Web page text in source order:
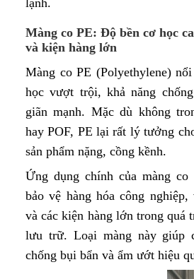
lạnh.
Màng co PE: Độ bền cơ học
và kiện hàng lớn
Màng co PE (Polyethylene)
học vượt trội, khả năng
giãn mạnh. Mặc dù không
hay POF, PE lại rất lý tưởng
sản phẩm nặng, cồng kềnh.
Ứng dụng chính của màng co
bảo vệ hàng hóa công
và các kiện hàng lớn trong quá
lưu trữ. Loại màng này giúp
chống bụi bẩn và ẩm ướt hiệu